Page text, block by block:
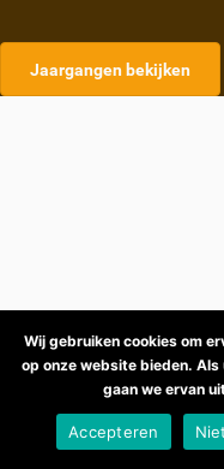
Jaargangen bekijken
Wij gebruiken cookies om
op onze website bieden.
gaan we ervan
Accepteren